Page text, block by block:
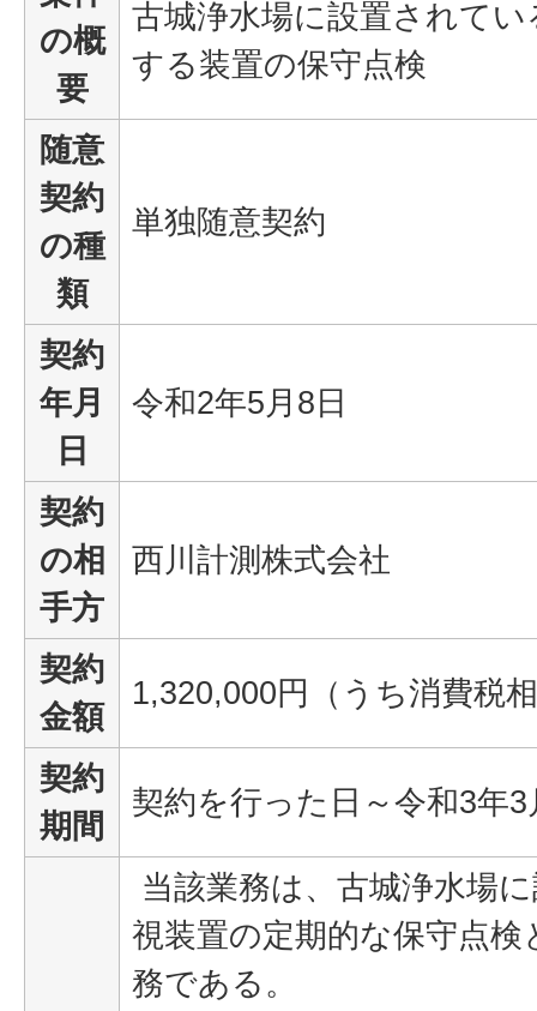
の概
要
古城浄水場に設置されて
する装置の保守点検
随意
契約
の種
類
単独随意契約
契約
年月
日
令和2年5月8日
契約
の相
手方
西川計測株式会社
契約
金額
1,320,000円（うち消費税
契約
期間
契約を行った日～令和3年
当該業務は、古城浄水場
視装置の定期的な保守点
務である。